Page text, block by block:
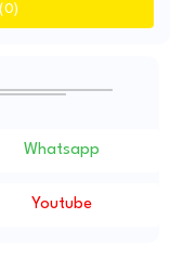
Whatsapp
Youtube